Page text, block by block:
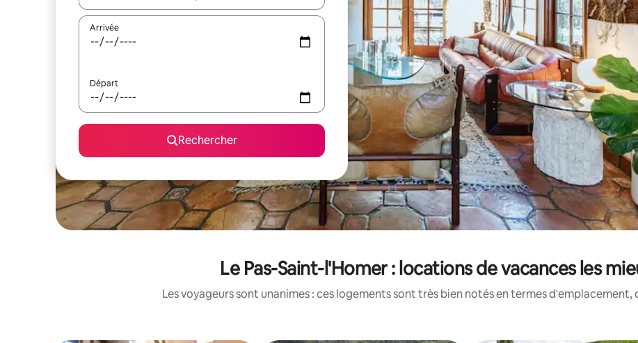
Arrivée
Départ
Rechercher
Le Pas-Saint-l'Homer : locations de vacances les
Les voyageurs sont unanimes : ces logements sont très bien notés en termes